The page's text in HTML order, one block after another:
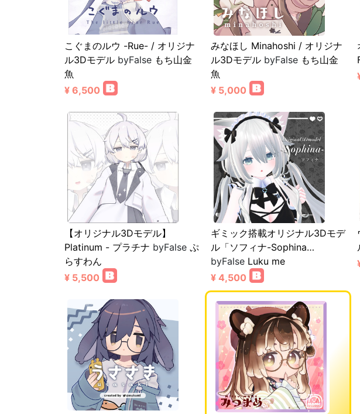
こぐまのルウ -Rue- / オリジナ
ル3Dモデル byFalse もち山金
魚
¥ 6,500
みなほし Minahoshi / オリジナ
ル3Dモデル byFalse もち山金
魚
¥ 5,000
【オリジナル3Dモデル】
Platinum - プラチナ byFalse ぷ
らすわん
¥ 5,500
ギミック搭載オリジナル3Dモデ
ル「ソフィナ-Sophina…
byFalse Luku me
¥ 4,500